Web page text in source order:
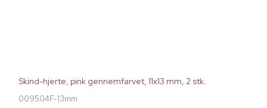
Skind-hjerte, pink gennemfarvet, 11x13 mm, 2 stk.
009504F-13mm